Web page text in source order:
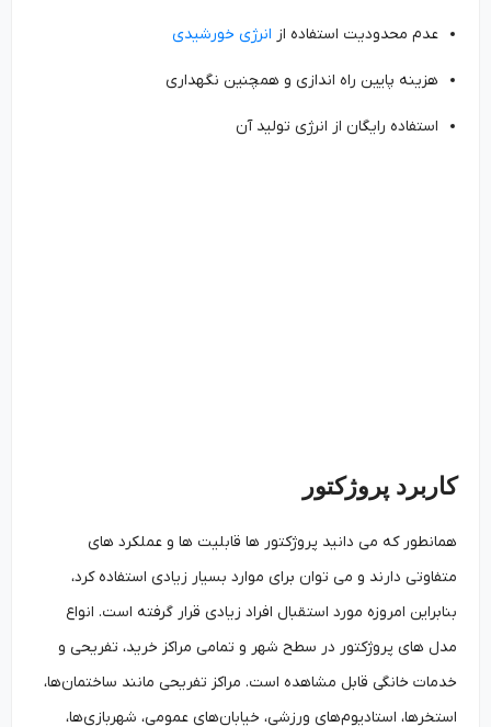
عدم محدودیت استفاده ازانرژی خورشیدی
هزینه پایین راه اندازی و همچنین نگهداری
استفاده رایگان از انرژی تولید آن
کاربرد پروژکتور
همانطور که می دانید پروژکتور ها قابلیت ها و عملکرد های
متفاوتی دارند و می توان برای موارد بسیار زیادی استفاده کرد،
بنابراین امروزه مورد استقبال افراد زیادی قرار گرفته است. انواع
مدل های پروژکتور در سطح شهر و تمامی مراکز خرید، تفریحی و
خدمات خانگی قابل مشاهده است. مراکز تفریحی مانند ساختمان‌ها،
استخرها، استادیوم‌های ورزشی، خیابان‌های عمومی، شهربازی‌ها،